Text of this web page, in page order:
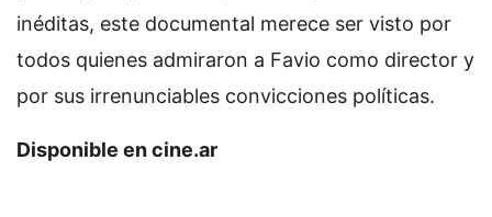
inéditas, este documental merece ser visto por
todos quienes admiraron a Favio como director y
por sus irrenunciables convicciones políticas.
Disponible en cine.ar